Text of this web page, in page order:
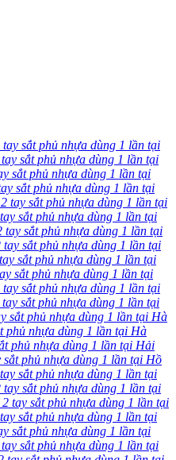
sắt phủ nhựa dùng 1 lần tại
sắt phủ nhựa dùng 1 lần tại
sắt phủ nhựa dùng 1 lần tại
sắt phủ nhựa dùng 1 lần tại
tay sắt phủ nhựa dùng 1 lần tại
sắt phủ nhựa dùng 1 lần tại
tay sắt phủ nhựa dùng 1 lần tại
sắt phủ nhựa dùng 1 lần tại
sắt phủ nhựa dùng 1 lần tại
sắt phủ nhựa dùng 1 lần tại
sắt phủ nhựa dùng 1 lần tại
sắt phủ nhựa dùng 1 lần tại
sắt phủ nhựa dùng 1 lần tại Hà
phủ nhựa dùng 1 lần tại Hà
phủ nhựa dùng 1 lần tại Hải
sắt phủ nhựa dùng 1 lần tại Hồ
sắt phủ nhựa dùng 1 lần tại
sắt phủ nhựa dùng 1 lần tại
tay sắt phủ nhựa dùng 1 lần tại
sắt phủ nhựa dùng 1 lần tại
sắt phủ nhựa dùng 1 lần tại
sắt phủ nhựa dùng 1 lần tại